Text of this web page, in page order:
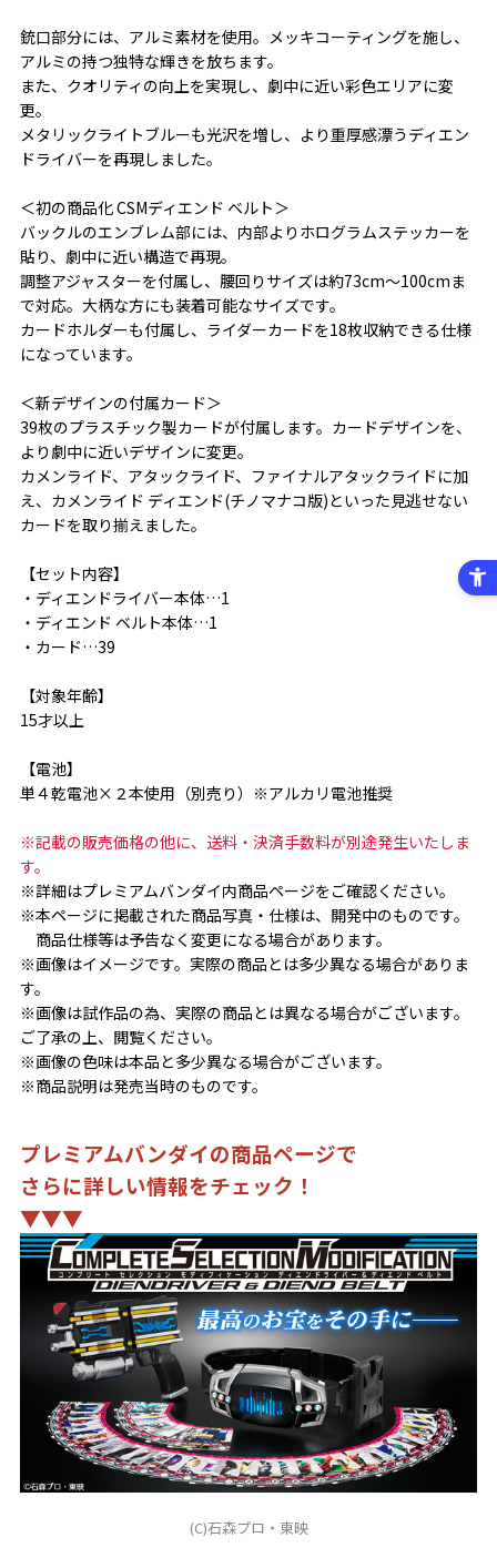
銃口部分には、アルミ素材を使用。メッキコーティングを施し、
アルミの持つ独特な輝きを放ちます。
また、クオリティの向上を実現し、劇中に近い彩色エリアに変
更。
メタリックライトブルーも光沢を増し、より重厚感漂うディエン
ドライバーを再現しました。
＜初の商品化 CSMディエンド ベルト＞
バックルのエンブレム部には、内部よりホログラムステッカーを
貼り、劇中に近い構造で再現。
調整アジャスターを付属し、腰回りサイズは約73cm～100cmま
で対応。大柄な方にも装着可能なサイズです。
カードホルダーも付属し、ライダーカードを18枚収納できる仕様
になっています。
＜新デザインの付属カード＞
39枚のプラスチック製カードが付属します。カードデザインを、
より劇中に近いデザインに変更。
カメンライド、アタックライド、ファイナルアタックライドに加
え、カメンライド ディエンド(チノマナコ版)といった見逃せない
カードを取り揃えました。
【セット内容】
・ディエンドライバー本体…1
・ディエンド ベルト本体…1
・カード…39
【対象年齢】
15才以上
【電池】
単４乾電池×２本使用（別売り）※アルカリ電池推奨
※記載の販売価格の他に、送料・決済手数料が別途発生いたしま
す。
※詳細はプレミアムバンダイ内商品ページをご確認ください。
※本ページに掲載された商品写真・仕様は、開発中のものです。
商品仕様等は予告なく変更になる場合があります。
※画像はイメージです。実際の商品とは多少異なる場合がありま
す。
※画像は試作品の為、実際の商品とは異なる場合がございます。
ご了承の上、閲覧ください。
※画像の色味は本品と多少異なる場合がございます。
※商品説明は発売当時のものです。
プレミアムバンダイの商品ページで
さらに詳しい情報をチェック！
▼▼▼
(C)石森プロ・東映